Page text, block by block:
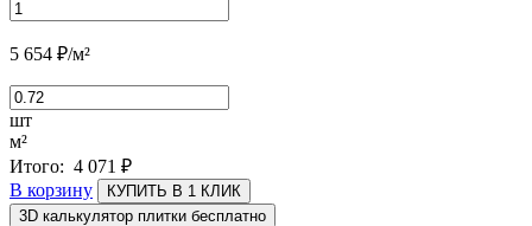
5 654 ₽/м²
шт
м²
Итого: 4 071 ₽
В корзину
КУПИТЬ В 1 КЛИК
3D калькулятор плитки бесплатно